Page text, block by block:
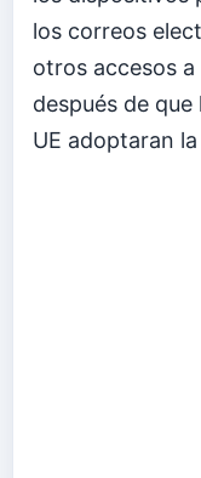
los correos
otros accesos a
después de
UE adoptaran